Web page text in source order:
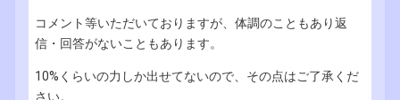
コメント等いただいておりますが、体調のこともあり返
信・回答がないこともあります。
10%くらいの力しか出せてないので、その点はご了承くだ
さい。